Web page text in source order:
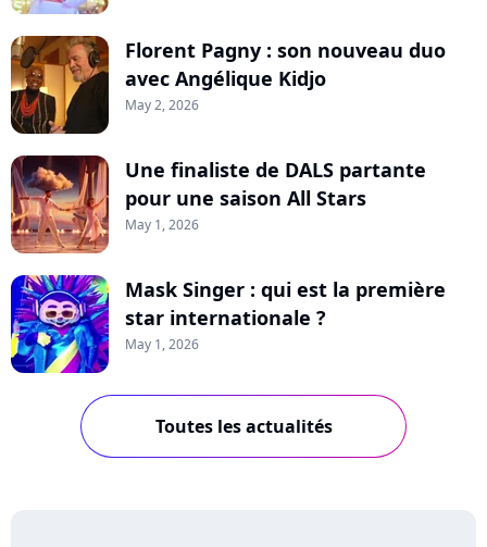
Florent Pagny : son nouveau duo
avec Angélique Kidjo
May 2, 2026
Une finaliste de DALS partante
pour une saison All Stars
May 1, 2026
Mask Singer : qui est la première
star internationale ?
May 1, 2026
Toutes les actualités